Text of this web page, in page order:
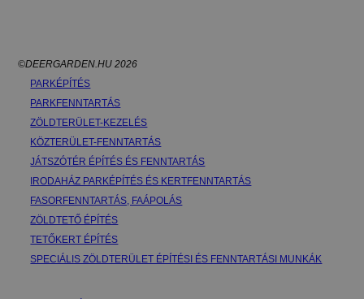
©DEERGARDEN.HU 2026
PARKÉPÍTÉS
PARKFENNTARTÁS
ZÖLDTERÜLET-KEZELÉS
KÖZTERÜLET-FENNTARTÁS
JÁTSZÓTÉR ÉPÍTÉS ÉS FENNTARTÁS
IRODAHÁZ PARKÉPÍTÉS ÉS KERTFENNTARTÁS
FASORFENNTARTÁS, FAÁPOLÁS
ZÖLDTETŐ ÉPÍTÉS
TETŐKERT ÉPÍTÉS
SPECIÁLIS ZÖLDTERÜLET ÉPÍTÉSI ÉS FENNTARTÁSI MUNKÁK